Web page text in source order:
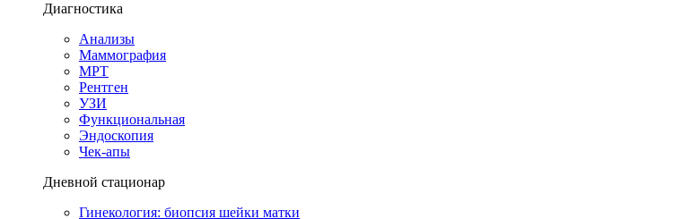
Диагностика
Анализы
Маммография
МРТ
Рентген
УЗИ
Функциональная
Эндоскопия
Чек-апы
Дневной стационар
Гинекология: биопсия шейки матки